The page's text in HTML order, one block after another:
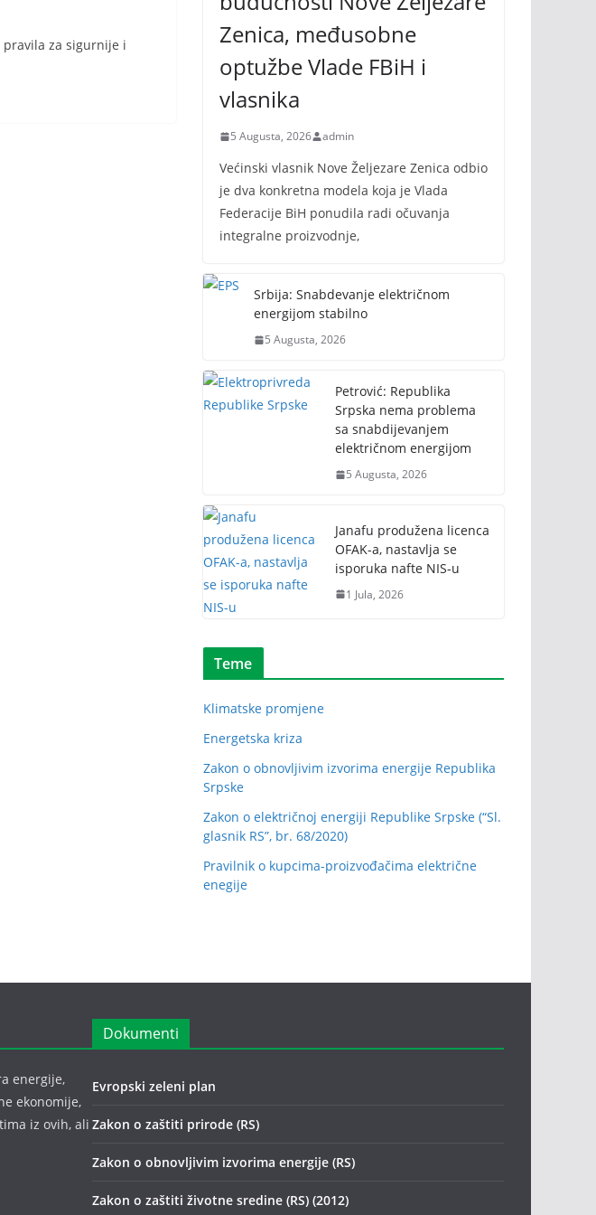
za sigurnije i
Zenica, međusobne
optužbe Vlade FBiH i
vlasnika
5 Augusta, 2026 admin
Većinski vlasnik Nove Željezare Zenica odbio
je dva konkretna modela koja je Vlada
Federacije BiH ponudila radi očuvanja
integralne proizvodnje,
Srbija: Snabdevanje električnom
energijom stabilno
5 Augusta, 2026
Petrović: Republika
Srpska nema problema
sa snabdijevanjem
električnom energijom
5 Augusta, 2026
Janafu produžena licenca
OFAK-a, nastavlja se
isporuka nafte NIS-u
1 Jula, 2026
Teme
Klimatske promjene
Energetska kriza
Zakon o obnovljivim izvorima energije Republika
Srpske
Zakon o električnoj energiji Republike Srpske (“Sl.
glasnik RS”, br. 68/2020)
Pravilnik o kupcima-proizvođačima električne
enegije
energije,
ekonomije,
iz ovih, ali
Dokumenti
Evropski zeleni plan
Zakon o zaštiti prirode (RS)
Zakon o obnovljivim izvorima energije (RS)
Zakon o zaštiti životne sredine (RS) (2012)